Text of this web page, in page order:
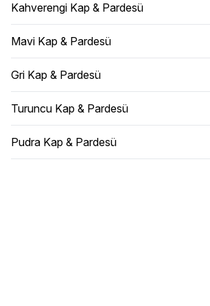
Kahverengi Kap & Pardesü
Mavi Kap & Pardesü
Gri Kap & Pardesü
Turuncu Kap & Pardesü
Pudra Kap & Pardesü